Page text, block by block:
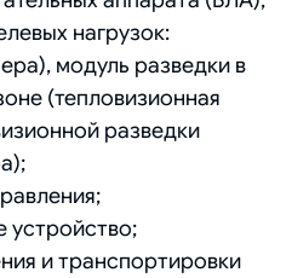
нагрузок:
модуль разведки в
(тепловизионная
разведки
и транспортировки